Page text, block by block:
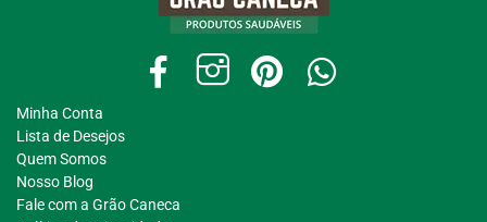
Minha Conta
Lista de Desejos
Quem Somos
Nosso Blog
Fale com a Grão Caneca